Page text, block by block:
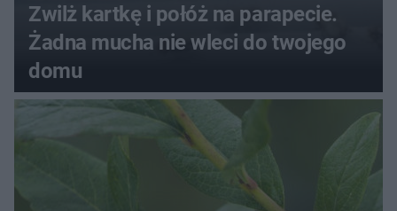
Zwilż kartkę i połóż na parapecie.
Żadna mucha nie wleci do twojego
domu